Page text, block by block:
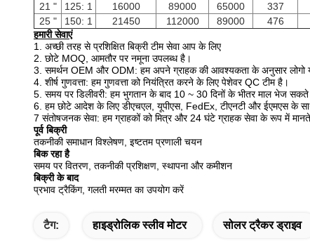
21 "
125: 1 16000 89000 65000 337
25 "
150: 1 21450 112000 89000 476
हमारी सेवाएं
1. अच्छी तरह से प्रशिक्षित बिक्री टीम सेवा आप के लिए
2. छोटे MOQ, आमतौर पर नमूना उपलब्ध है।
3. समर्थन OEM और ODM: हम अपने ग्राहक की आवश्यकता के अनुसार लोगो
4. शीर्ष गुणवत्ता: हम गुणवत्ता को नियंत्रित करने के लिए पेशेवर QC टीम है।
5. समय पर डिलीवरी: हम भुगतान के बाद 10 ~ 30 दिनों के भीतर माल भेज सकते
6. हम छोटे आदेश के लिए डीएचएल, यूपीएस, FedEx, टीएनटी और ईएमएस के
7 संतोषजनक सेवा: हम ग्राहकों को मित्र और 24 घंटे ग्राहक सेवा के रूप में
पूर्व बिक्री
तकनीकी समाधान विश्लेषण, इष्टतम प्रणाली चयन
बिक रहा है
समय पर वितरण, तकनीकी प्रशिक्षण, स्थापना और कमीशन
बिक्री के बाद
प्रभाव ट्रैकिंग, गलती मरम्मत का उपयोग करें
टैग: हाइड्रोलिक स्लीव मोटर सोलर ट्रैकर ड्राइव